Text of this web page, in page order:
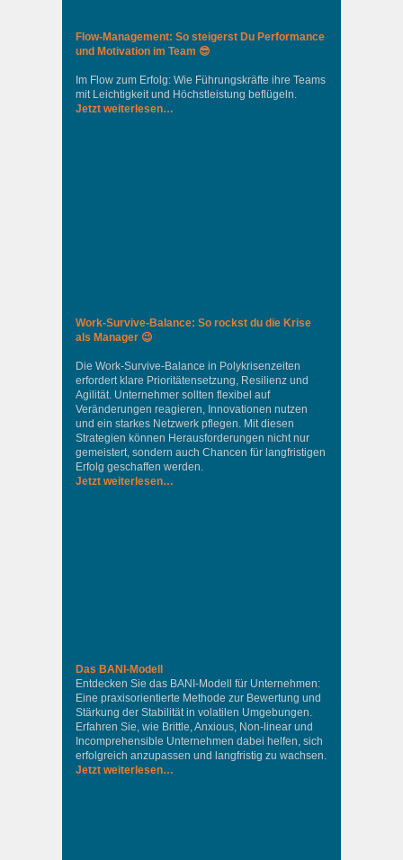
Flow-Management: So steigerst Du Performance
und Motivation im Team 😎
Im Flow zum Erfolg: Wie Führungskräfte ihre Teams
mit Leichtigkeit und Höchstleistung beflügeln.
Jetzt weiterlesen…
Work-Survive-Balance: So rockst du die Krise
als Manager 😉
Die Work-Survive-Balance in Polykrisenzeiten
erfordert klare Prioritätensetzung, Resilienz und
Agilität. Unternehmer sollten flexibel auf
Veränderungen reagieren, Innovationen nutzen
und ein starkes Netzwerk pflegen. Mit diesen
Strategien können Herausforderungen nicht nur
gemeistert, sondern auch Chancen für langfristigen
Erfolg geschaffen werden.
Jetzt weiterlesen…
Das BANI-Modell
Entdecken Sie das BANI-Modell für Unternehmen:
Eine praxisorientierte Methode zur Bewertung und
Stärkung der Stabilität in volatilen Umgebungen.
Erfahren Sie, wie Brittle, Anxious, Non-linear und
Incomprehensible Unternehmen dabei helfen, sich
erfolgreich anzupassen und langfristig zu wachsen.
Jetzt weiterlesen…